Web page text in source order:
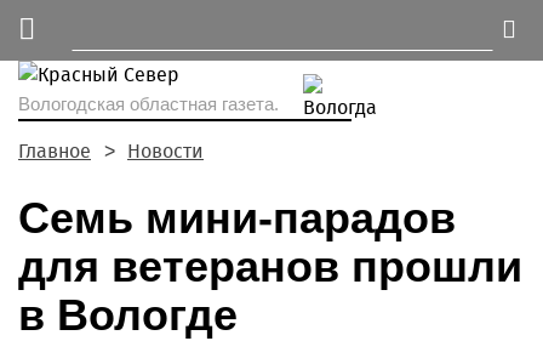
Вологодская областная газета.
Главное Новости
Семь мини-парадов
для ветеранов прошли
в Вологде